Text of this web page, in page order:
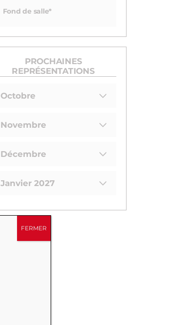
Fond de salle*
PROCHAINES
REPRÉSENTATIONS
Octobre
Novembre
Décembre
Janvier 2027
FERMER